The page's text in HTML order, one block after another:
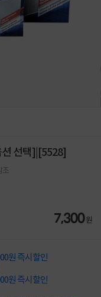
선택]|[5528]
조
7,300원
원 즉시할인
원 즉시할인